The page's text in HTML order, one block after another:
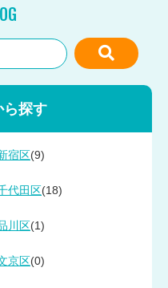
探す
宿区 (9)
代田区 (18)
川区(1)
京区(0)